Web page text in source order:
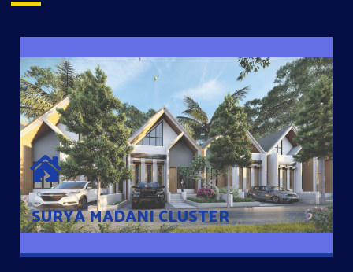
SURYA MADANI CLUSTER
SURYA MADANI CLUSTER
Desain Modern Minimalis dengan Konsep Rumah Pintar
Sehingga Memudahkan Penghuni mengakses rumahnya
dengan Ponsel